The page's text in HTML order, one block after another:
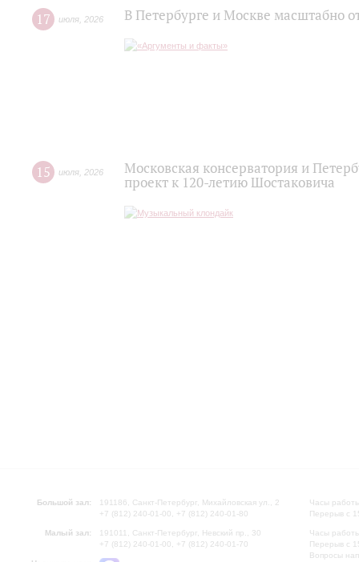
17 июля 2026 В Петербурге и Москве масштабно
15 июля 2026
Московская консерватория и
проект к 120-летию Шостаковича
Большой зал:
191186, Санкт-Петербург, Михайловская ул., 2
+7 (812) 240-01-00, +7 (812) 240-01-80
Малый зал:
191011, Санкт-Петербург, Невский пр., 30
+7 (812) 240-01-00, +7 (812) 240-01-70
Часы
Перерыв с
Часы
Перерыв с
Вопросы